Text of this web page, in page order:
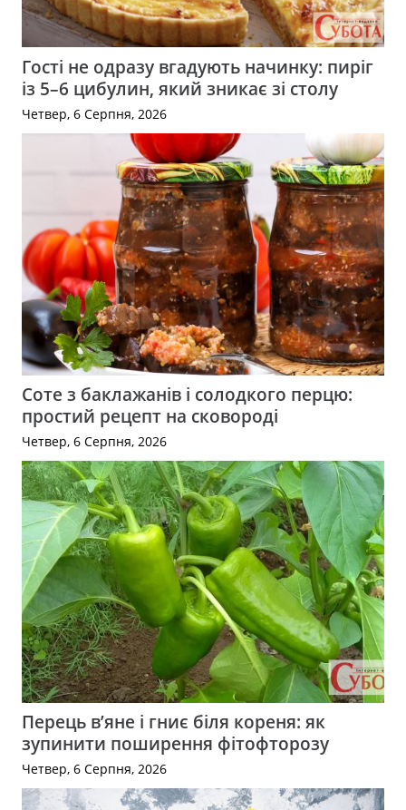
Гості не одразу вгадують начинку: пиріг
із 5–6 цибулин, який зникає зі столу
Четвер, 6 Серпня, 2026
Соте з баклажанів і солодкого перцю:
простий рецепт на сковороді
Четвер, 6 Серпня, 2026
Перець в’яне і гниє біля кореня: як
зупинити поширення фітофторозу
Четвер, 6 Серпня, 2026